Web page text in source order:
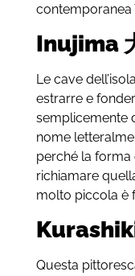
contemporanea
Inujima
Le cave
estrarre e
semplicemente
nome
perché la
richiamare
molto piccola è
Questa